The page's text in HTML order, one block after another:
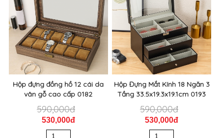
Hộp đựng đồng hồ 12 cái da
vân gỗ cao cấp 0182
590,000đ
530,000đ
Hộp Đựng Mắt Kính 18 Ngăn 3
Tầng 33.5x19.3x19.1cm 0193
590,000đ
530,000đ